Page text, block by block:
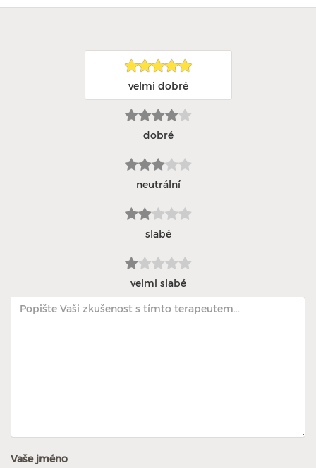
velmi dobré
dobré
neutrální
slabé
velmi slabé
Vaše jméno